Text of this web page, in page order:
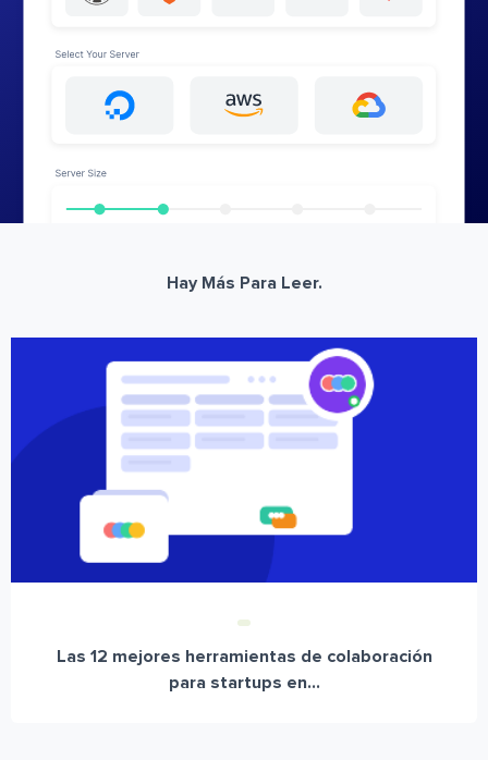
Hay Más Para Leer.
Las 12 mejores herramientas de colaboración
para startups en...